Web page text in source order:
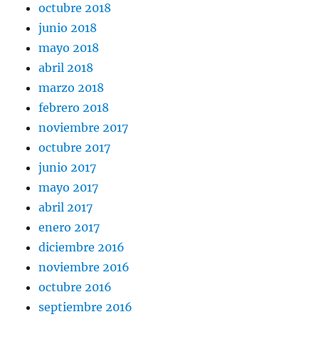
octubre 2018
junio 2018
mayo 2018
abril 2018
marzo 2018
febrero 2018
noviembre 2017
octubre 2017
junio 2017
mayo 2017
abril 2017
enero 2017
diciembre 2016
noviembre 2016
octubre 2016
septiembre 2016